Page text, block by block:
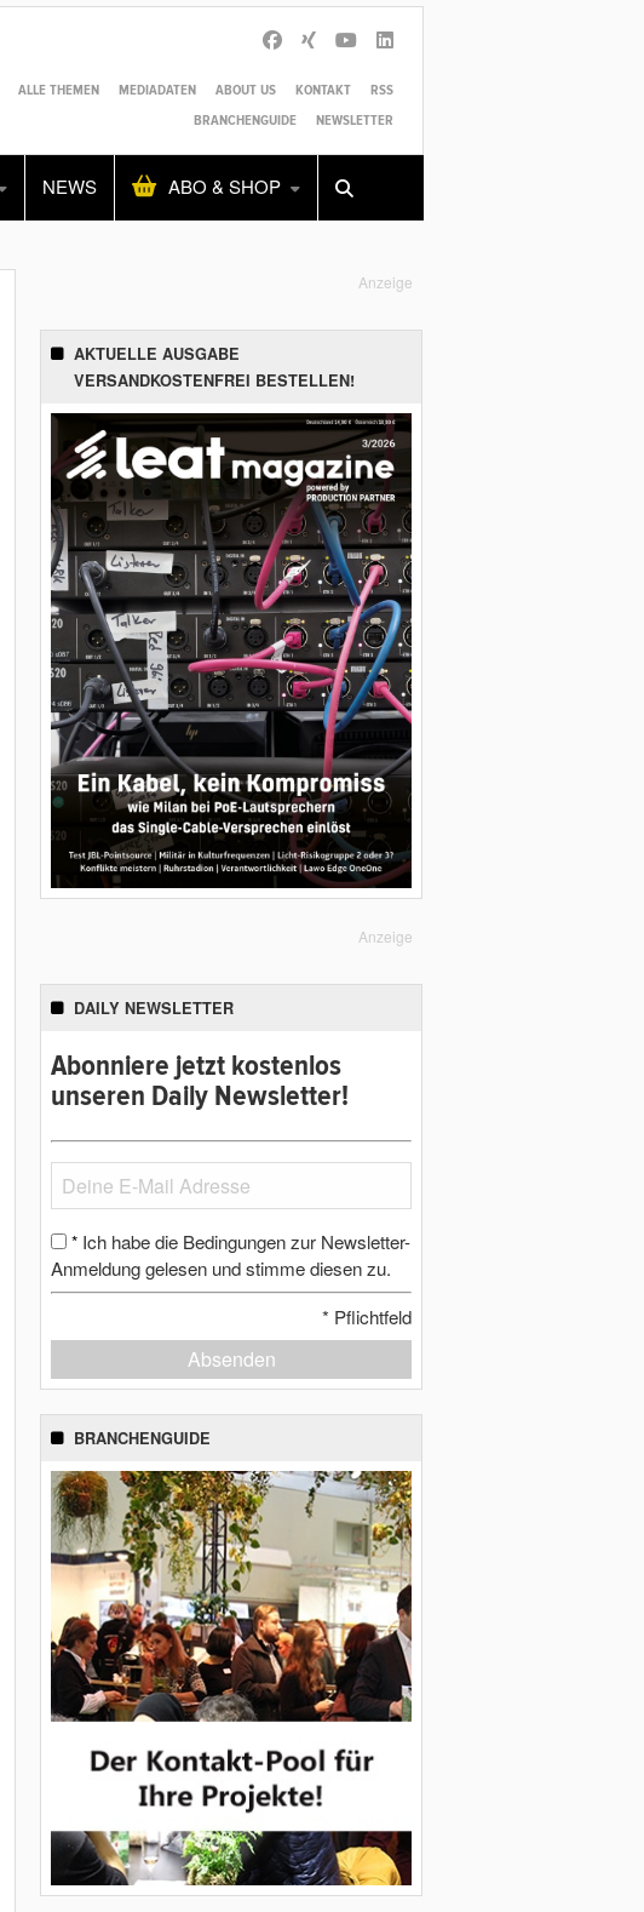
ALLE THEMEN MEDIADATEN ABOUT US KONTAKT
RSS
BRANCHENGUIDE
NEWSLETTER
NEWS ABO & SHOP
Alles Shop SUCHEN
Anzeige
AKTUELLE AUSGABE
VERSANDKOSTENFREI BESTELLEN!
Anzeige
DAILY NEWSLETTER
Abonniere jetzt kostenlos
unseren Daily Newsletter!
* Ich habe die Bedingungen zur Newsletter-
Anmeldung gelesen und stimme diesen zu.
* Pflichtfeld
Absenden
BRANCHENGUIDE